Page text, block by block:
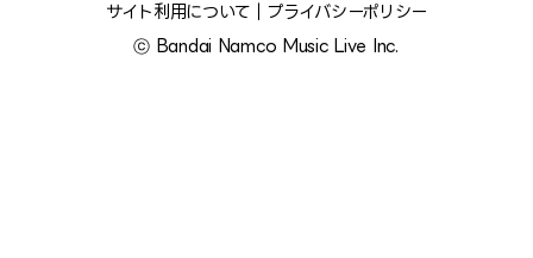
サイト利用について
プライバシーポリシー
ⓒ Bandai Namco Music Live Inc.